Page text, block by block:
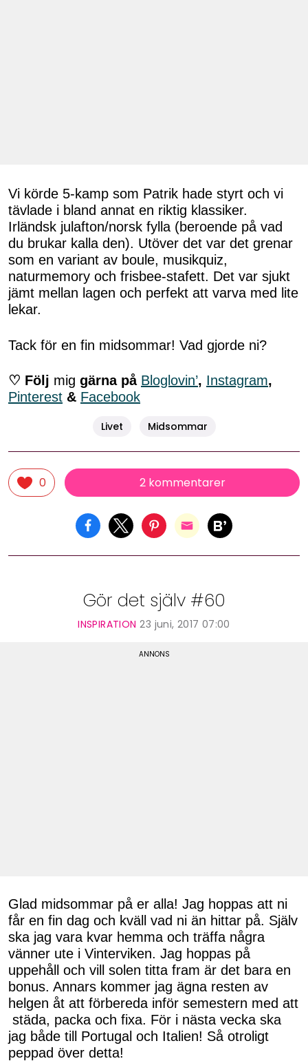
Vi körde 5-kamp som Patrik hade styrt och vi
tävlade i bland annat en riktig klassiker.
Irländsk julafton/norsk fylla (beroende på vad
du brukar kalla den). Utöver det var det grenar
som en variant av boule, musikquiz,
naturmemory och frisbee-stafett. Det var sjukt
jämt mellan lagen och perfekt att varva med lite
lekar.
Tack för en fin midsommar! Vad gjorde ni?
♡ Följ mig gärna på Bloglovin’, Instagram,
Pinterest & Facebook
Livet Midsommar
0 2 kommentarer
Gör det själv #60
INSPIRATION 23 juni, 2017 07:00
Glad midsommar på er alla! Jag hoppas att ni
får en fin dag och kväll vad ni än hittar på. Själv
ska jag vara kvar hemma och träffa några
vänner ute i Vinterviken. Jag hoppas på
uppehåll och vill solen titta fram är det bara en
bonus. Annars kommer jag ägna resten av
helgen åt att förbereda inför semestern med att
städa, packa och fixa. För i nästa vecka ska
jag både till Portugal och Italien! Så otroligt
peppad över detta!